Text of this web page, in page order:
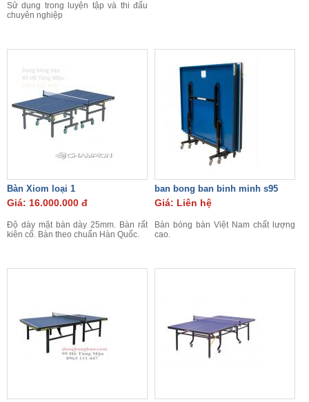
Sử dụng trong luyện tập và thi đấu
chuyên nghiệp
Bàn Xiom loại 1
Giá: 16.000.000 đ
Độ dày mặt bàn dày 25mm. Bàn rất
kiên cố. Bàn theo chuẩn Hàn Quốc.
ban bong ban binh minh s95
Giá: Liên hệ
Bàn bóng bàn Việt Nam chất lượng
cao.